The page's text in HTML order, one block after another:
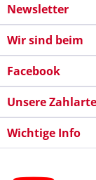
Newsletter
Wir sind beim
Facebook
Unsere
Wichtige Info